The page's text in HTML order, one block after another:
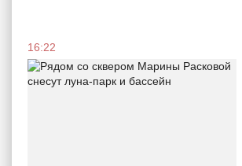
16:22